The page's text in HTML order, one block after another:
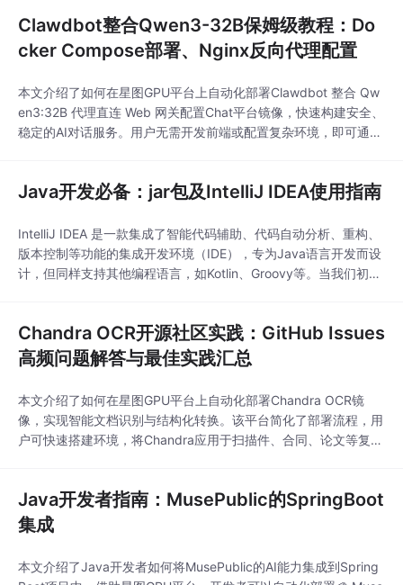
Clawdbot整合Qwen3-32B保姆级教程：Do
cker Compose部署、Nginx反向代理配置
本文介绍了如何在星图GPU平台上自动化部署Clawdbot 整合 Qw
en3:32B 代理直连 Web 网关配置Chat平台镜像，快速构建安全、
稳定的AI对话服务。用户无需开发前端或配置复杂环境，即可通过
Java开发必备：jar包及IntelliJ IDEA使用指南
IntelliJ IDEA 是一款集成了智能代码辅助、代码自动分析、重构、
版本控制等功能的集成开发环境（IDE），专为Java语言开发而设
计，但同样支持其他编程语言，如Kotlin、Groovy等。当我们初次
栏：快速访问常用功能，例如创建、运行、调试程序等；项目视
图：左侧
Chandra OCR开源社区实践：GitHub Issues
高频问题解答与最佳实践汇总
本文介绍了如何在星图GPU平台上自动化部署Chandra OCR镜
像，实现智能文档识别与结构化转换。该平台简化了部署流程，用
户可快速搭建环境，将Chandra应用于扫描件、合同、论文等复杂
Java开发者指南：MusePublic的SpringBoot
集成
本文介绍了Java开发者如何将MusePublic的AI能力集成到Spring